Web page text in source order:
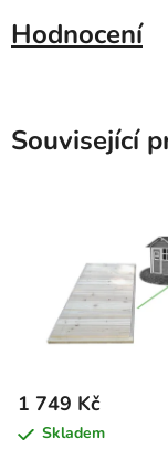
Hodnocení
Související
1 749 Kč
Skladem